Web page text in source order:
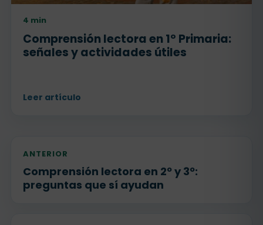
4 min
Comprensión lectora en 1º Primaria:
señales y actividades útiles
Leer artículo
ANTERIOR
Comprensión lectora en 2º y 3º:
preguntas que sí ayudan